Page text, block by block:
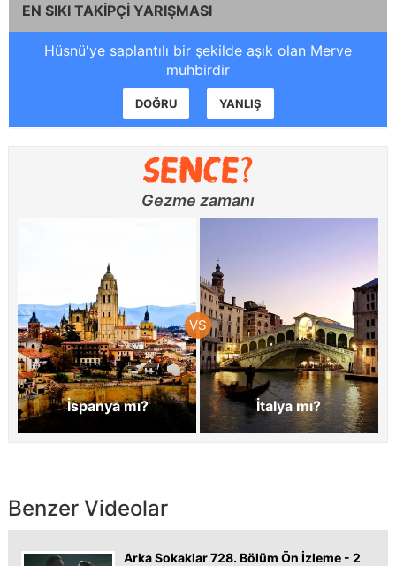
EN SIKI TAKİPÇİ YARIŞMASI
Hüsnü'ye saplantılı bir şekilde aşık olan Merve
muhbirdir
DOĞRU YANLIŞ
Gezme zamanı
İspanya mı? İtalya mı?
Benzer Videolar
Arka Sokaklar 728. Bölüm Ön İzleme - 2